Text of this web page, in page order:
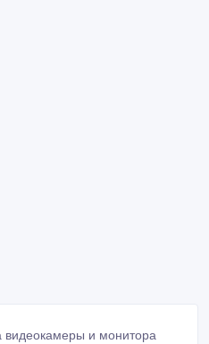
видеокамеры и монитора